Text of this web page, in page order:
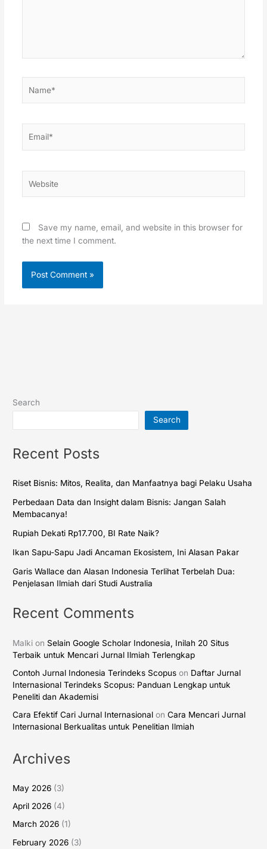
Save my name, email, and website in this browser for
the next time I comment.
Search
Search
Recent Posts
Riset Bisnis: Mitos, Realita, dan Manfaatnya bagi Pelaku Usaha
Perbedaan Data dan Insight dalam Bisnis: Jangan Salah
Membacanya!
Rupiah Dekati Rp17.700, BI Rate Naik?
Ikan Sapu-Sapu Jadi Ancaman Ekosistem, Ini Alasan Pakar
Garis Wallace dan Alasan Indonesia Terlihat Terbelah Dua:
Penjelasan Ilmiah dari Studi Australia
Recent Comments
Malki onSelain Google Scholar Indonesia, Inilah 20 Situs
Terbaik untuk Mencari Jurnal Ilmiah Terlengkap
Contoh Jurnal Indonesia Terindeks Scopus on Daftar Jurnal
Internasional Terindeks Scopus: Panduan Lengkap untuk
Peneliti dan Akademisi
Cara Efektif Cari Jurnal Internasional onCara Mencari Jurnal
Internasional Berkualitas untuk Penelitian Ilmiah
Archives
May 2026 (3)
April 2026 (4)
March 2026 (1)
February 2026 (3)